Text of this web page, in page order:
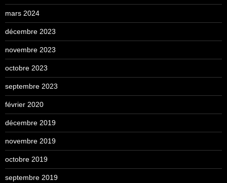
mars 2024
décembre 2023
novembre 2023
octobre 2023
septembre 2023
février 2020
décembre 2019
novembre 2019
octobre 2019
septembre 2019